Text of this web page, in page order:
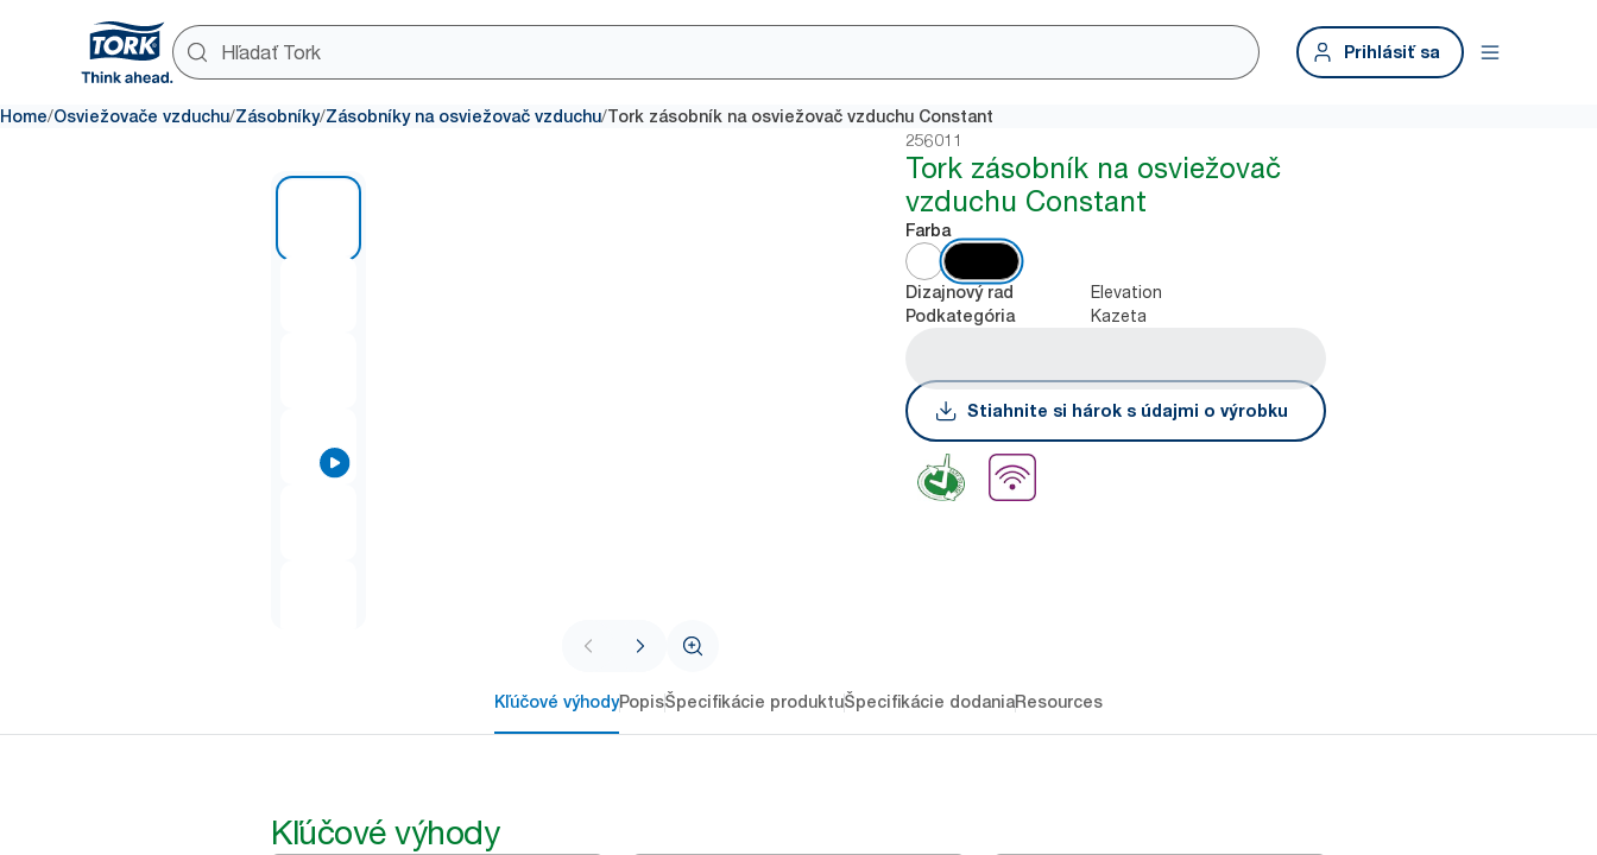
Prihlásiť sa
Home/Osviežovače vzduchu/Zásobníky/Zásobníky na osviežovač vzduchu/Tork zásobník na osviežovač vzduchu Constant
256011
Tork zásobník na osviežovač
vzduchu Constant
Farba
Dizajnový rad Elevation
Podkategória Kazeta
Stiahnite si hárok s údajmi o výrobku
Kľúčové výhodyPopisŠpecifikácie produktuŠpecifikácie dodaniaResources
Kľúčové výhody